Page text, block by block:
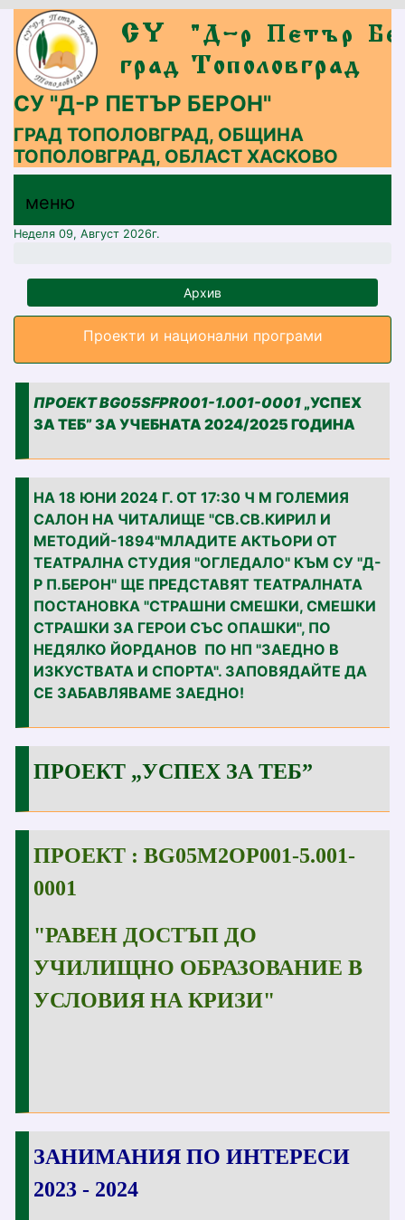
СУ "Д-Р ПЕТЪР БЕРОН"
ГРАД ТОПОЛОВГРАД, ОБЩИНА
ТОПОЛОВГРАД, ОБЛАСТ ХАСКОВО
меню горно
меню
меню
Неделя 09, Август 2026г.
Архив
Проекти и национални програми
ПРОЕКТBG05SFPR001-1.001-0001 „УСПЕХ
ЗА ТЕБ” ЗА УЧЕБНАТА 2024/2025 ГОДИНА
НА 18 ЮНИ 2024 Г. ОТ 17:30 Ч М ГОЛЕМИЯ
САЛОН НА ЧИТАЛИЩЕ "СВ.СВ.КИРИЛ И
МЕТОДИЙ-1894"МЛАДИТЕ АКТЬОРИ ОТ
ТЕАТРАЛНА СТУДИЯ "ОГЛЕДАЛО" КЪМ СУ "Д-
Р П.БЕРОН" ЩЕ ПРЕДСТАВЯТ ТЕАТРАЛНАТА
ПОСТАНОВКА "СТРАШНИ СМЕШКИ, СМЕШКИ
СТРАШКИ ЗА ГЕРОИ СЪС ОПАШКИ", ПО
НЕДЯЛКО ЙОРДАНОВ ПО НП "ЗАЕДНО В
ИЗКУСТВАТА И СПОРТА". ЗАПОВЯДАЙТЕ ДА
СЕ ЗАБАВЛЯВАМЕ ЗАЕДНО!
ПРОЕКТ „УСПЕХ ЗА ТЕБ”
ПРОЕКТ : BG05M2OP001-5.001-
0001
"РАВЕН ДОСТЪП ДО
УЧИЛИЩНО ОБРАЗОВАНИЕ В
УСЛОВИЯ НА КРИЗИ"
ЗАНИМАНИЯ ПО ИНТЕРЕСИ
2023 - 2024